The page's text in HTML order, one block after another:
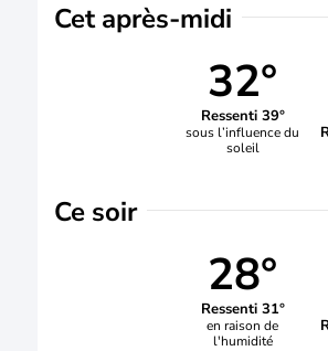
Cet après-midi
32°
Ressenti 39°
sous l’influence du
soleil
Ce soir
28°
Ressenti 31°
en raison de
l'humidité